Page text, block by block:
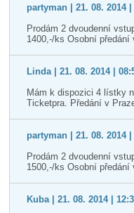
partyman | 21. 08. 2014 |
Prodám 2 dvoudenní
1400,-/ks Osobní
Linda | 21. 08. 2014 |
Mám k dispozici 4 lístky
Ticketpra. Předání v
partyman | 21. 08. 2014 |
Prodám 2 dvoudenní
1500,-/ks Osobní
Kuba | 21. 08. 2014 |